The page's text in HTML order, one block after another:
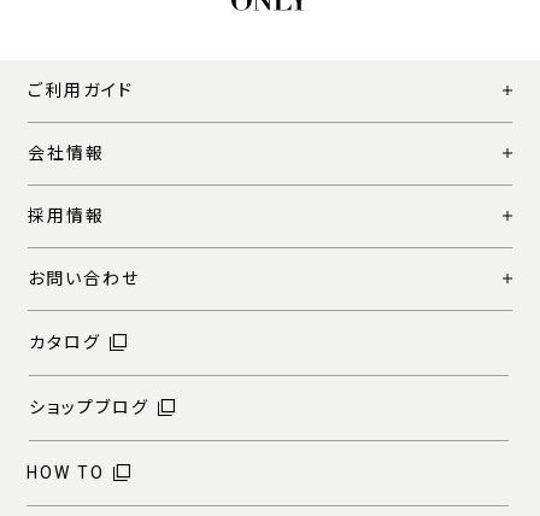
ご利用ガイド
会社情報
採用情報
お問い合わせ
カタログ
ショップブログ
HOW TO